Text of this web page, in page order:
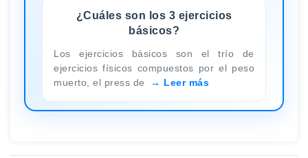
¿Cuáles son los 3 ejercicios
básicos?
Los ejercicios básicos son el trío de
ejercicios físicos compuestos por el peso
muerto, el press de
Leer más